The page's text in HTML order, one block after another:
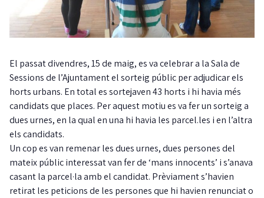
El passat divendres, 15 de maig, es va celebrar a la Sala de
Sessions de l’Ajuntament el sorteig públic per adjudicar els
horts urbans. En total es sortejaven 43 horts i hi havia més
candidats que places. Per aquest motiu es va fer un sorteig a
dues urnes, en la qual en una hi havia les parcel.les i en l’altra
els candidats.
Un cop es van remenar les dues urnes, dues persones del
mateix públic interessat van fer de ‘mans innocents’ i s’anava
casant la parcel·la amb el candidat. Prèviament s’havien
retirat les peticions de les persones que hi havien renunciat o